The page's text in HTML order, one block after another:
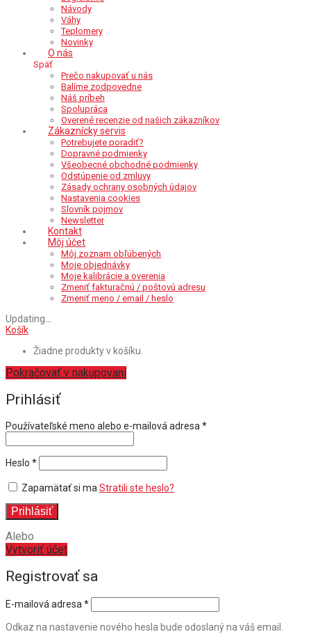
Návody
Váhy
Teplomery
Novinky
O nás
Späť
Prečo nakupovať u nás
Balíme zodpovedne
Náš príbeh
Spolupráca
Overené recenzie od našich zákazníkov
Zákaznícky servis
Potrebujete poradiť?
Dopravné podmienky
Všeobecné obchodné podmienky
Odstúpenie od zmluvy
Zásady ochrany osobných údajov
Nastavenia cookies
Slovník pojmov
Newsletter
Kontakt
Môj účet
Môj zoznam obľúbených
Moje objednávky
Moje kalibrácie a overenia
Zmeniť fakturačnú / poštovú adresu
Zmeniť meno / email / heslo
Updating…
Košík
Žiadne produkty v košíku.
Pokračovať v nakupovaní
Prihlásiť
Používateľské meno alebo e-mailová adresa *Povinné
Heslo *Povinné
Zapamätať si ma Stratili ste heslo?
Prihlásiť
Alebo
Vytvoriť účet
Registrovať sa
E-mailová adresa *
Odkaz na nastavenie nového hesla bude odoslaný na váš email.